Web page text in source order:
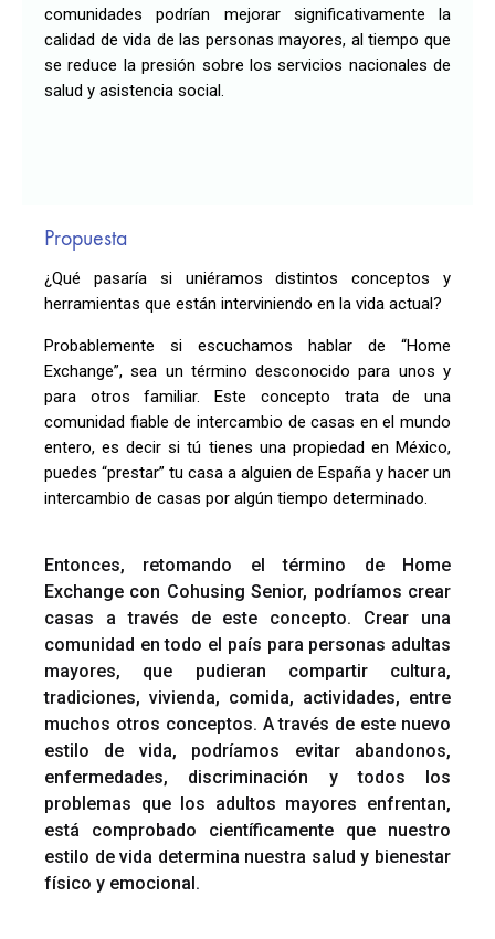
comunidades podrían mejorar significativamente la
calidad de vida de las personas mayores, al tiempo que
se reduce la presión sobre los servicios nacionales de
salud y asistencia social.
Propuesta
¿Qué pasaría si uniéramos distintos conceptos y
herramientas que están interviniendo en la vida actual?
Probablemente si escuchamos hablar de “Home
Exchange”, sea un término desconocido para unos y
para otros familiar. Este concepto trata de una
comunidad fiable de intercambio de casas en el mundo
entero, es decir si tú tienes una propiedad en México,
puedes “prestar” tu casa a alguien de España y hacer un
intercambio de casas por algún tiempo determinado.
Entonces, retomando el término de Home
Exchange con Cohusing Senior, podríamos crear
casas a través de este concepto. Crear una
comunidad en todo el país para personas adultas
mayores, que pudieran compartir cultura,
tradiciones, vivienda, comida, actividades, entre
muchos otros conceptos. A través de este nuevo
estilo de vida, podríamos evitar abandonos,
enfermedades, discriminación y todos los
problemas que los adultos mayores enfrentan,
está comprobado científicamente que nuestro
estilo de vida determina nuestra salud y bienestar
físico y emocional.